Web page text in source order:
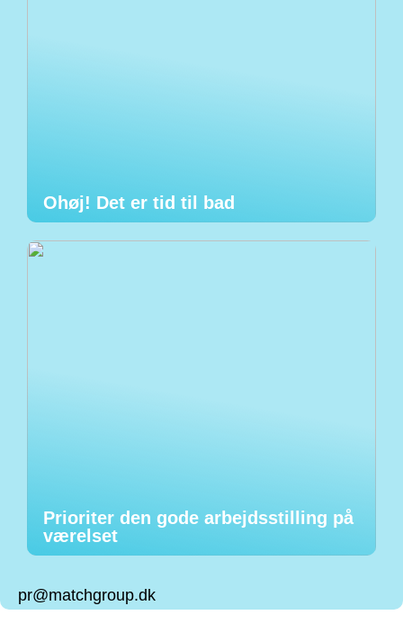
Ohøj! Det er tid til bad
Prioriter den gode arbejdsstilling på
værelset
pr@matchgroup.dk